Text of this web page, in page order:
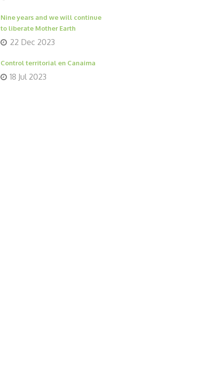
Nine years and we will continue
to liberate Mother Earth
22 Dec 2023
Control territorial en Canaima
18 Jul 2023